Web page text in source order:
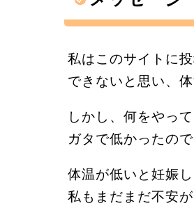
私はこのサイトに
できないと思い、
しかし、何をやっ
ガタで低かったの
体温が低いと妊娠
私もまだまだ不安